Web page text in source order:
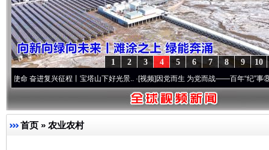
10
9
8
7
6
5
4
3
2
1
兴征程丨宝塔山下好光景..·[视频]因党而生 为党而战——百年“纪”事⑧加强纪律..·[
首页 » 农业农村